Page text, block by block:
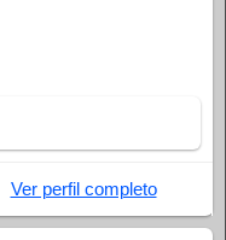
Ver perfil completo